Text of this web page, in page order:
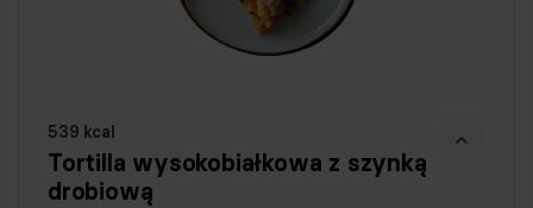
539 kcal
Tortilla wysokobiałkowa z szynką
drobiową